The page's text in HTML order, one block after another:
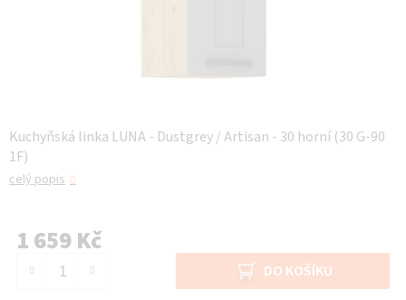
Kuchyňská linka LUNA - Dustgrey / Artisan - 30 horní (30 G-90
1F)
celý popis
1 659 Kč
DO KOŠÍKU